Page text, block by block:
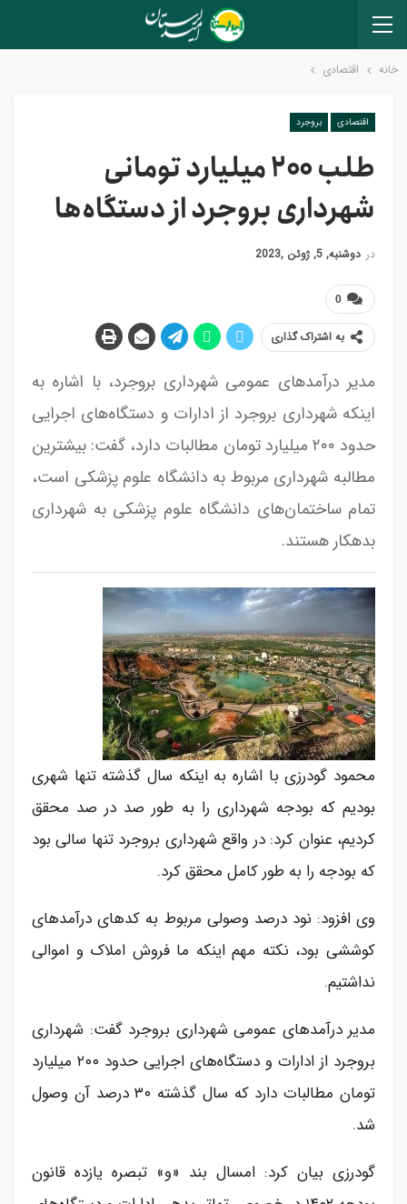
خانه اقتصادی
اقتصادی بروجرد
طلب ۲۰۰ میلیارد تومانی
شهرداری بروجرد از دستگاه‌ها
در دوشنبه, 5, ژوئن ,2023
0
به اشتراک گذاری
مدیر درآمدهای عمومی شهرداری بروجرد، با اشاره به
اینکه شهرداری بروجرد از ادارات و دستگاه‌های اجرایی
حدود ۲۰۰ میلیارد تومان مطالبات دارد، گفت: بیشترین
مطالبه شهرداری مربوط به دانشگاه علوم پزشکی است،
تمام ساختمان‌های دانشگاه علوم پزشکی به شهرداری
بدهکار هستند.
محمود گودرزی با اشاره به اینکه سال گذشته تنها شهری
بودیم که بودجه شهرداری را به طور صد در صد محقق
کردیم، عنوان کرد: در واقع شهرداری بروجرد تنها سالی بود
که بودجه را به طور کامل محقق کرد.
وی افزود: نود درصد وصولی مربوط به کدهای درآمدهای
کوششی بود، نکته مهم اینکه ما فروش املاک و اموالی
نداشتیم.
مدیر درآمدهای عمومی شهرداری بروجرد گفت: شهرداری
بروجرد از ادارات و دستگاه‌های اجرایی حدود ۲۰۰ میلیارد
تومان مطالبات دارد که سال گذشته ۳۰ درصد آن وصول
شد.
گودرزی بیان کرد: امسال بند «و» تبصره یازده قانون